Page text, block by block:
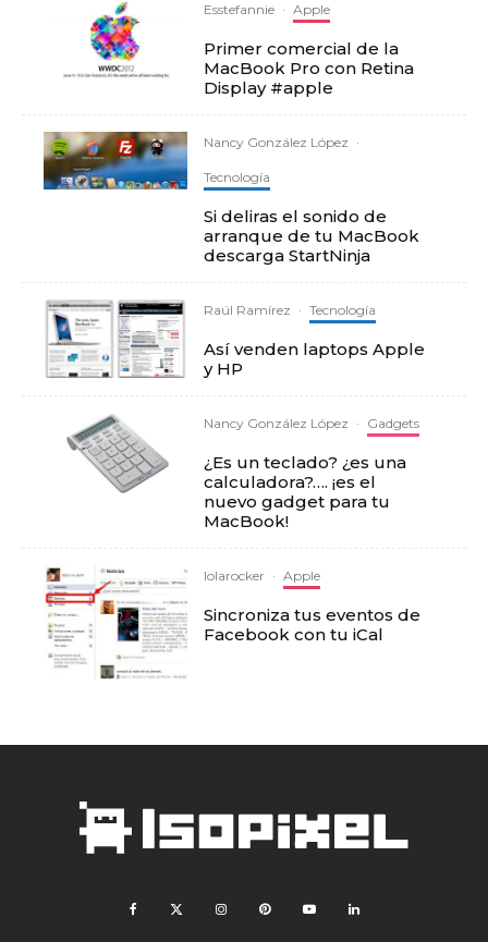
Esstefannie · Apple
Primer comercial de la
MacBook Pro con Retina
Display #apple
Nancy González López ·
Tecnología
Si deliras el sonido de
arranque de tu MacBook
descarga StartNinja
Raúl Ramírez · Tecnología
Así venden laptops Apple
y HP
Nancy González López · Gadgets
¿Es un teclado? ¿es una
calculadora?…. ¡es el
nuevo gadget para tu
MacBook!
lolarocker · Apple
Sincroniza tus eventos de
Facebook con tu iCal